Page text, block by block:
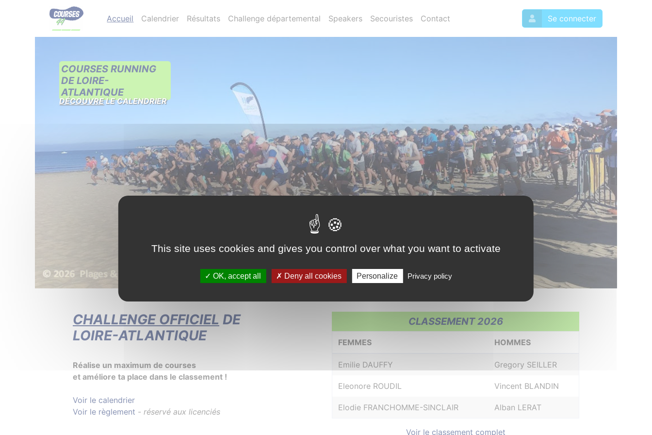
Accueil Calendrier Résultats Challenge départemental Speakers Secouristes Contact Se connecter
COURSES RUNNING
DE LOIRE-
ATLANTIQUE
DÉCOUVRELE CALENDRIER
CHALLENGE OFFICIEL DE
LOIRE-ATLANTIQUE
Réalise un maximum de courses
et améliore ta place dans le classement !
Voir le calendrier
Voir le règlement - réservé aux licenciés
CLASSEMENT 2026
FEMMES HOMMES
Emilie DAUFFY Gregory SEILLER
Eleonore ROUDIL Vincent BLANDIN
Elodie FRANCHOMME-SINCLAIR Alban LERAT
Voir le classement complet
This site uses cookies and gives you control over what you want to activate
OK, accept all Deny all cookies Personalize Privacy policy